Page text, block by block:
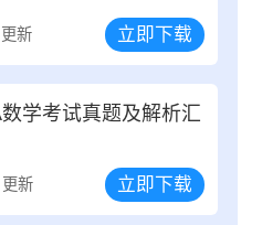
新 立即下载
学考试真题及解析汇
新 立即下载